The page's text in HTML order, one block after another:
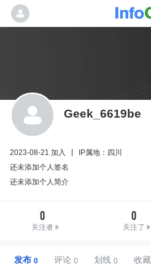
Geek_6619be
2023-08-21 加入
IP属地：四川
还未添加个人签名
还未添加个人简介
0
关注者
0
关注了
发布 评论 划线 收藏